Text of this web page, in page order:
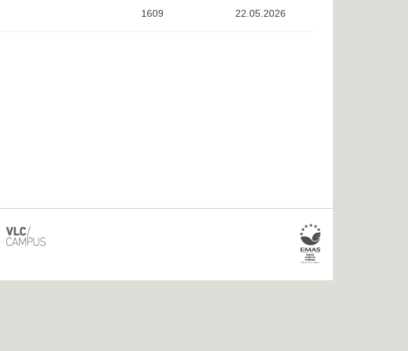
1609 22.05.2026